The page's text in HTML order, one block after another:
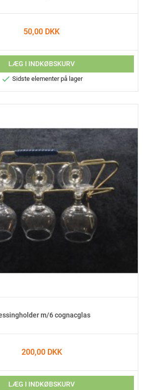
50,00 DKK
LÆG I INDKØBSKURV
 Sidste elementer på lager
m/6 cognacglas
200,00 DKK
LÆG I INDKØBSKURV